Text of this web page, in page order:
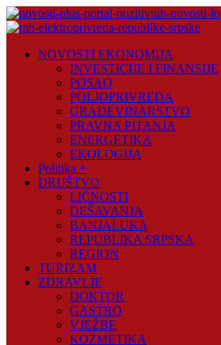
Skip
to
Plus
NOVOSTI EKONOMIJA
INVESTICIJE I FINANSIJE
POSAO
POLJOPRIVREDA
GRAĐEVINARSTVO
PRAVNA PITANJA
ENERGETIKA
EKOLOGIJA
Politika +
DRUŠTVO
LIČNOSTI
DEŠAVANJA
BANJALUKA
REPUBLIKA SRPSKA
REGION
TURIZAM
ZDRAVLJE
DOKTOR
GASTRO
VJEŽBE
KOZMETIKA